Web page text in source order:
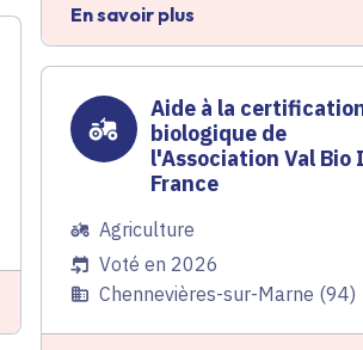
En savoir plus
Aide à la
biologique de
l'Association Val Bio
France
Agriculture
Voté en 2026
Chennevières-sur-Marne (94)